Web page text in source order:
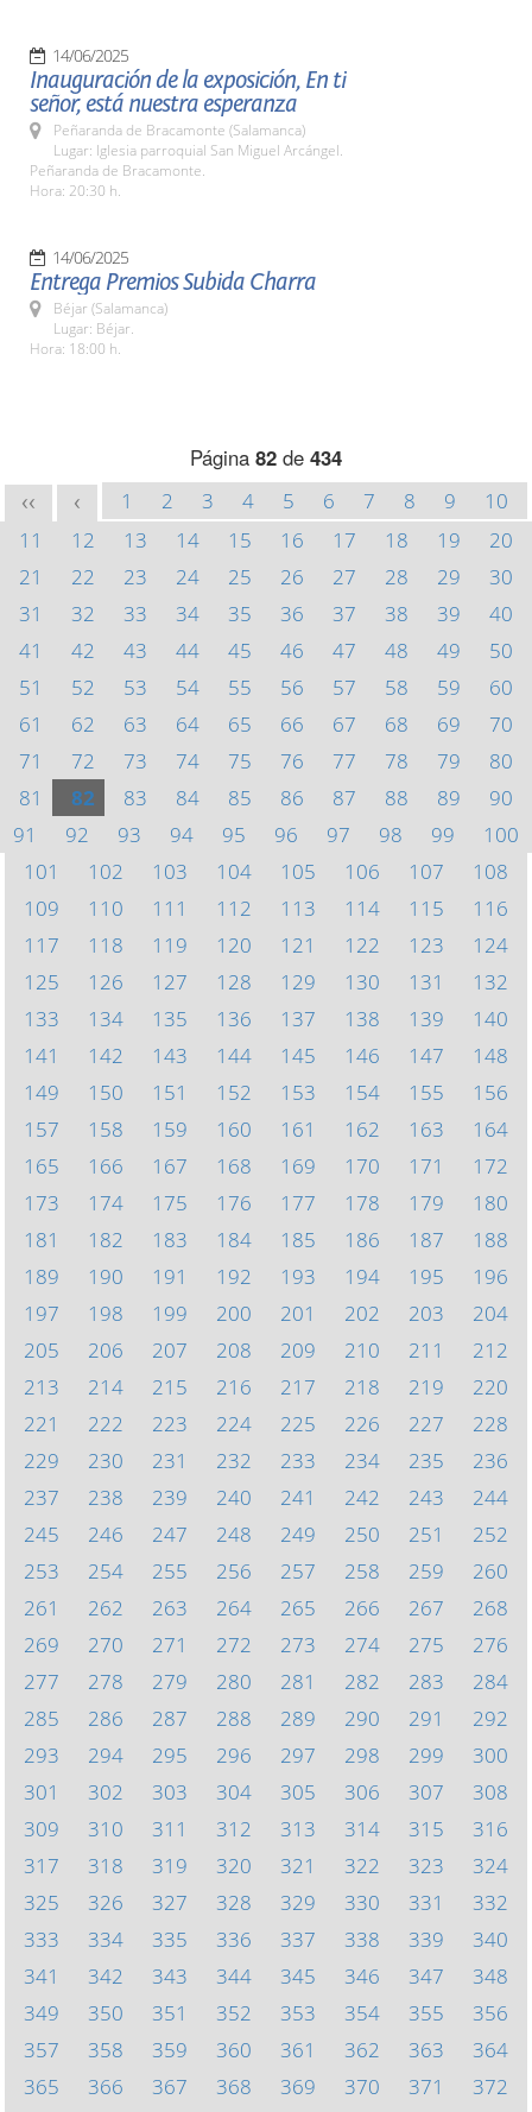
14/06/2025
Inauguración de la exposición, En ti
señor, está nuestra esperanza
Peñaranda de Bracamonte (Salamanca)
Lugar: Iglesia parroquial San Miguel Arcángel.
Peñaranda de Bracamonte.
Hora: 20:30 h.
14/06/2025
Entrega Premios Subida Charra
Béjar (Salamanca)
Lugar: Béjar.
Hora: 18:00 h.
Página 82 de 434
<< < 1 2 3 4 5 6 7 8 9
10
11
12 13 14 15 16 17 18 19
20
21
22 23 24 25 26 27 28 29
30
31
32 33 34 35 36 37 38 39
40
41
42 43 44 45 46 47 48 49
50
51
52 53 54 55 56 57 58 59
60
61
62 63 64 65 66 67 68 69
70
71
72 73 74 75 76 77 78 79
80
81
82 83 84 85 86 87 88 89
90
91
92 93 94 95 96 97 98 99
100
101
102 103 104 105 106 107
108
109
110 111 112 113 114 115
116
117
118 119 120 121 122 123
124
125
126 127 128 129 130 131
132
133
134 135 136 137 138 139
140
141
142 143 144 145 146 147
148
149
150 151 152 153 154 155
156
157
158 159 160 161 162 163
164
165
166 167 168 169 170 171
172
173
174 175 176 177 178 179
180
181
182 183 184 185 186 187
188
189
190 191 192 193 194 195
196
197
198 199 200 201 202 203
204
205
206 207 208 209 210 211
212
213
214 215 216 217 218 219
220
221
222 223 224 225 226 227
228
229
230 231 232 233 234 235
236
237
238 239 240 241 242 243
244
245
246 247 248 249 250 251
252
253
254 255 256 257 258 259
260
261
262 263 264 265 266 267
268
269
270 271 272 273 274 275
276
277
278 279 280 281 282 283
284
285
286 287 288 289 290 291
292
293
294 295 296 297 298 299
300
301
302 303 304 305 306 307
308
309
310 311 312 313 314 315
316
317
318 319 320 321 322 323
324
325
326 327 328 329 330 331
332
333
334 335 336 337 338 339
340
341
342 343 344 345 346 347
348
349
350 351 352 353 354 355
356
357
358 359 360 361 362 363
364
365
366 367 368 369 370 371
372